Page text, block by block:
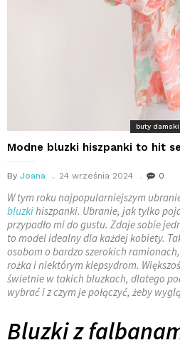
buty
Modne bluzki hiszpanki to hit
By Joana 24 września 2024 0
W tym roku najpopularniejszym
bluzkihiszpanki. Ubranie, jak tylko
przypadło mi do gustu. Zdaje sobie
to model idealny dla każdej kobiety.
osobom o bardzo szerokich
rożka i niektórym klepsydrom.
świetnie w takich bluzkach, dlatego
wybrać i z czym je połączyć, żeby
Bluzki z